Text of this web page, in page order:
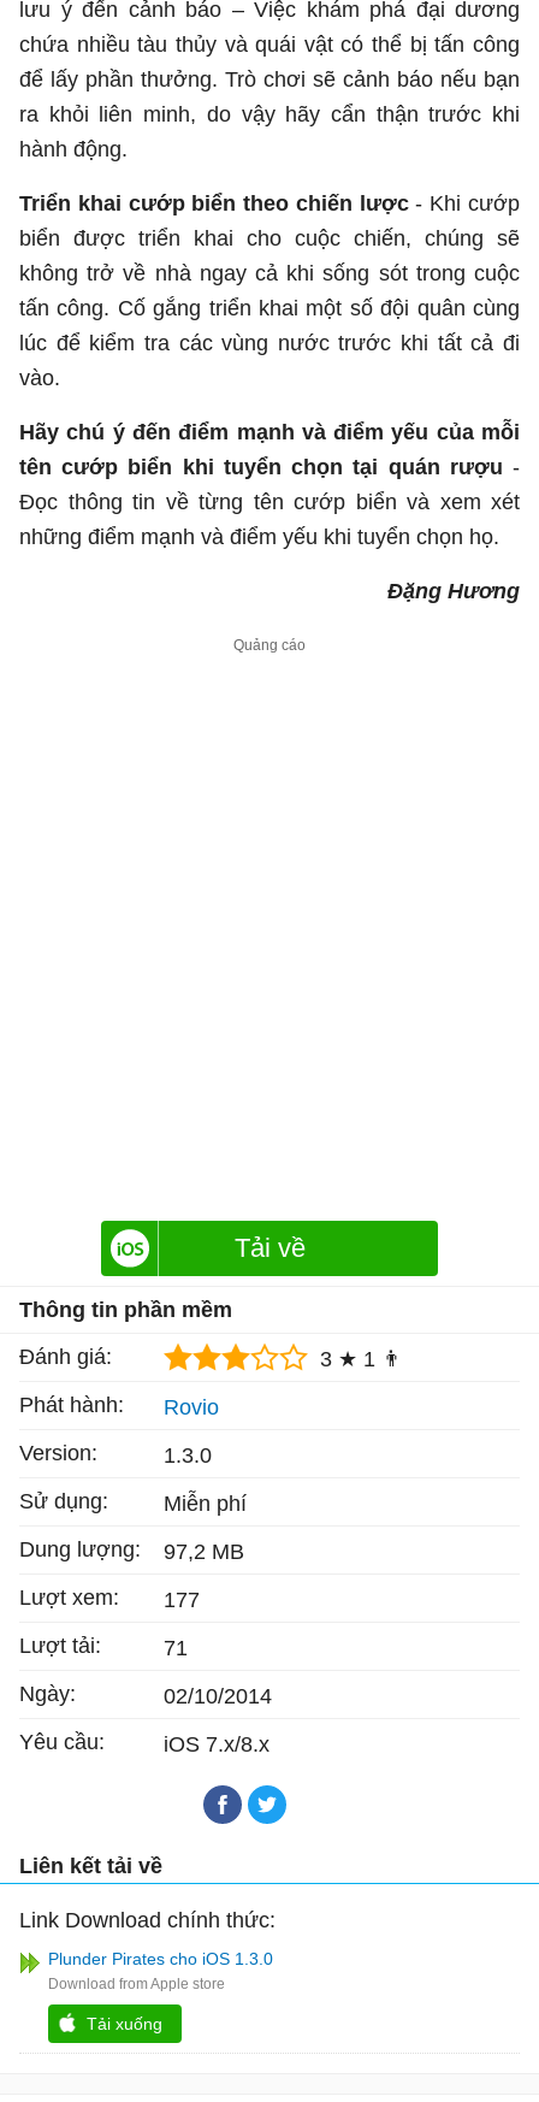
lưu ý đến cảnh báo – Việc khám phá đại dương
chứa nhiều tàu thủy và quái vật có thể bị tấn công
để lấy phần thưởng. Trò chơi sẽ cảnh báo nếu bạn
ra khỏi liên minh, do vậy hãy cẩn thận trước khi
hành động.
Triển khai cướp biển theo chiến lược- Khi cướp
biển được triển khai cho cuộc chiến, chúng sẽ
không trở về nhà ngay cả khi sống sót trong cuộc
tấn công. Cố gắng triển khai một số đội quân cùng
lúc để kiểm tra các vùng nước trước khi tất cả đi
vào.
Hãy chú ý đến điểm mạnh và điểm yếu của mỗi
tên cướp biển khi tuyển chọn tại quán rượu -
Đọc thông tin về từng tên cướp biển và xem xét
những điểm mạnh và điểm yếu khi tuyển chọn họ.
Đặng Hương
Tải về
Thông tin phần mềm
Đánh giá:
3 ★ 1 👨
Phát hành:
Rovio
Version:
1.3.0
Sử dụng:
Miễn phí
Dung lượng:
97,2 MB
Lượt xem:
177
Lượt tải:
71
Ngày:
02/10/2014
Yêu cầu:
iOS 7.x/8.x
Liên kết tải về
Link Download chính thức:
Plunder Pirates cho iOS 1.3.0
Tải xuống